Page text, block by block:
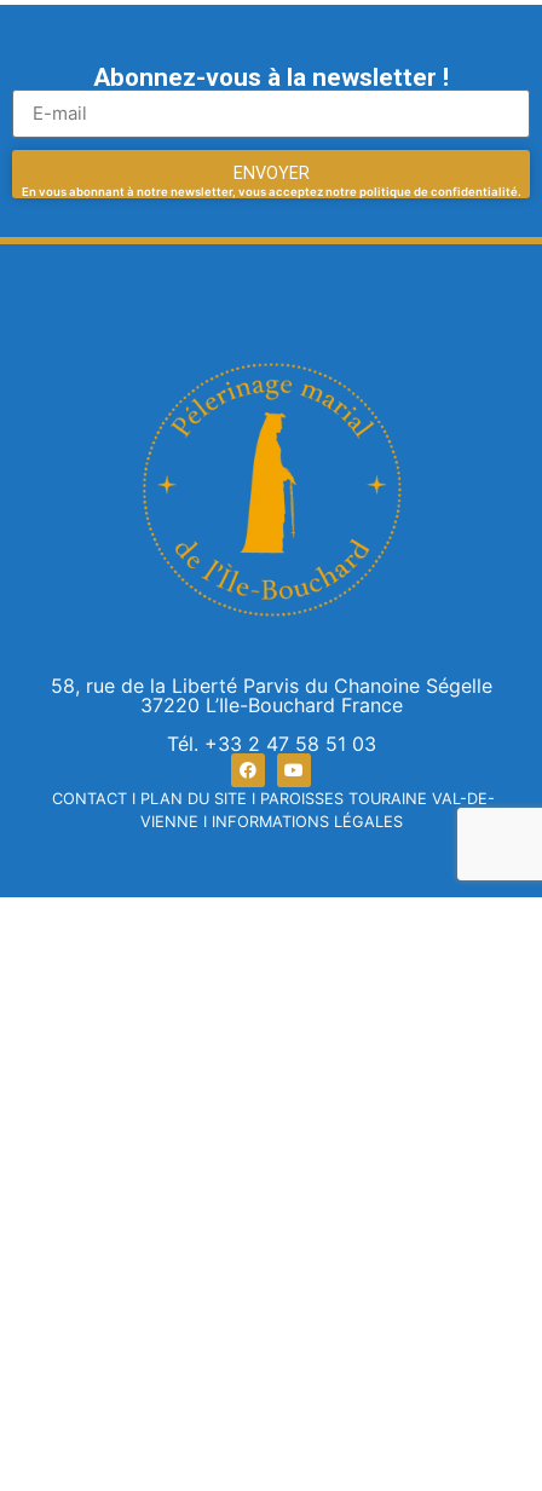
Abonnez-vous à la newsletter !
ENVOYER
En vous abonnant à notre newsletter, vous acceptez notre politique de confidentialité.
58, rue de la Liberté Parvis du Chanoine Ségelle
37220 L’Ile-Bouchard France
Tél. +33 2 47 58 51 03
CONTACT I PLAN DU SITE I PAROISSES TOURAINE VAL-DE-
VIENNE I INFORMATIONS LÉGALES